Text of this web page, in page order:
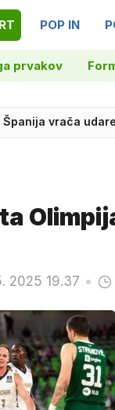
POP IN
prvakov
Incident na ženski
2025 19.37